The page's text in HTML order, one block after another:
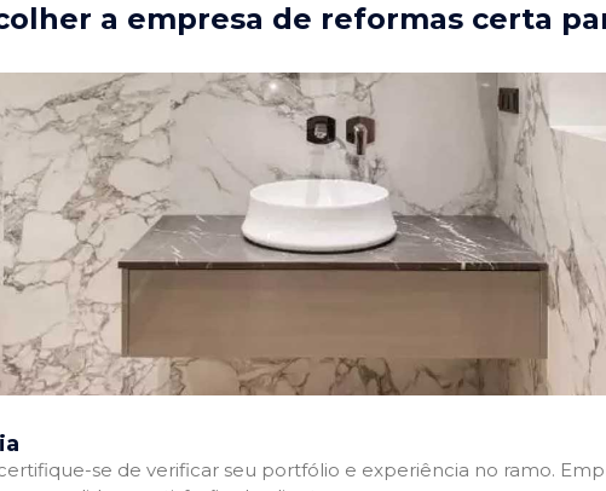
a empresa de reformas certa
se de verificar seu portfólio e experiência no ramo.